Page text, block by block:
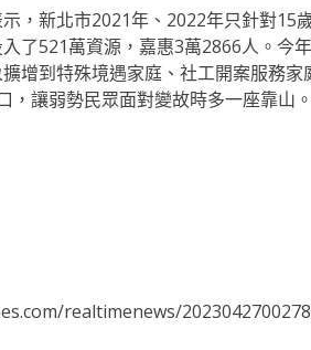
，新北市2021年、2022年只針對15
了521萬資源，嘉惠3萬2866人。今
增到特殊境遇家庭、社工開案服務
，讓弱勢民眾面對變故時多一座靠山
realtimenews/